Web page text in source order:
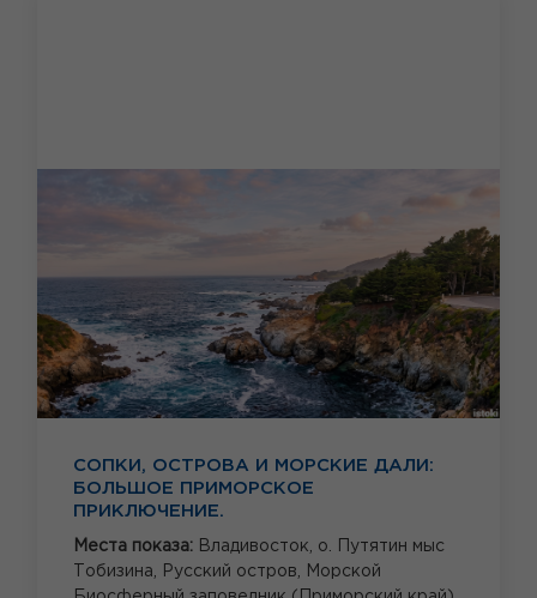
СОПКИ, ОСТРОВА И МОРСКИЕ ДАЛИ:
БОЛЬШОЕ ПРИМОРСКОЕ
ПРИКЛЮЧЕНИЕ.
Места показа: Владивосток, о. Путятин мыс
Тобизина,
Русский остров,
Морской